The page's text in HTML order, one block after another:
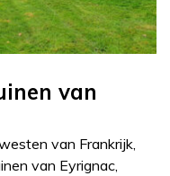
van
van Frankrijk,
van Eyrignac,